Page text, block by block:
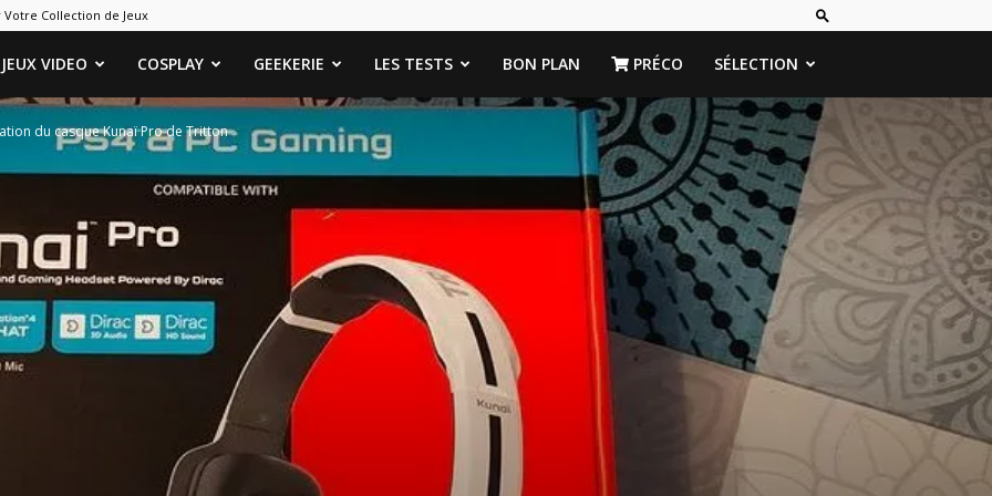
Votre Collection de Jeux
JEUX VIDEO COSPLAY GEEKERIE LES TESTS BON PLAN PRÉCO SÉLECTION
du casque Kunaï Pro de Tritton